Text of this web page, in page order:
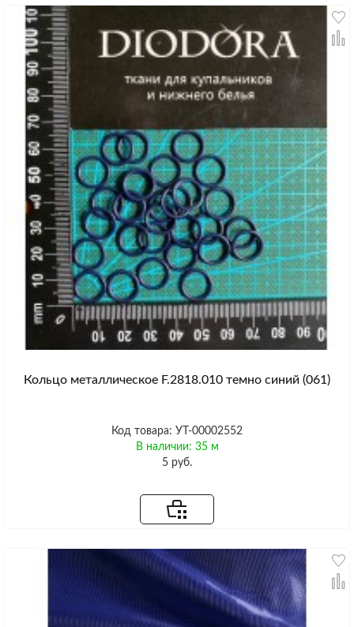
Кольцо металлическое F.2818.010 темно синий (061)
Код товара: УТ-00002552
В наличии: 35 м
5 руб.